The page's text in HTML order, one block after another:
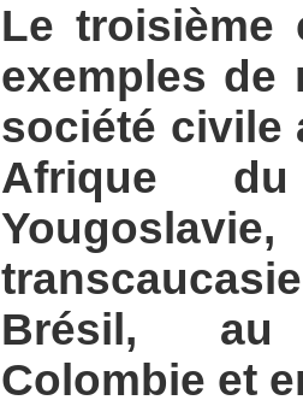
Le troisième
exemples de
société civile
Afrique
Brésil, au
Colombie et